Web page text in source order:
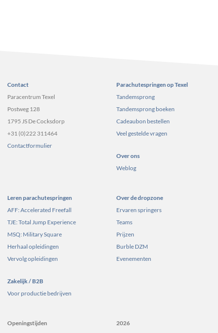
Contact
Paracentrum Texel
Postweg 128
1795 JS De Cocksdorp
+31 (0)222 311464
Contactformulier
Parachutespringen op Texel
Tandemsprong
Tandemsprong boeken
Cadeaubon bestellen
Veel gestelde vragen
Over ons
Weblog
Leren parachutespringen
AFF: Accelerated Freefall
TJE: Total Jump Experience
MSQ: Military Square
Herhaal opleidingen
Vervolg opleidingen
Zakelijk / B2B
Voor productie bedrijven
Over de dropzone
Ervaren springers
Teams
Prijzen
Burble DZM
Evenementen
Openingstijden
2026